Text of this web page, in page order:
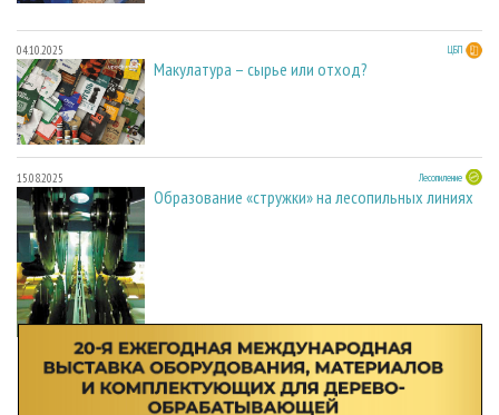
04.10.2025 ЦБП
Макулатура – сырье или отход?
15.08.2025 Лесопиление
Образование «стружки» на лесопильных линиях